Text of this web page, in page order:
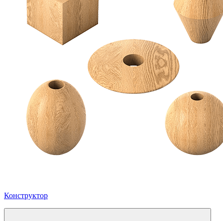
Конструктор